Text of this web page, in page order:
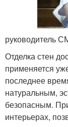
руководитель
Отделка стен
применяется
последнее
натуральным,
безопасным.
интерьерах,